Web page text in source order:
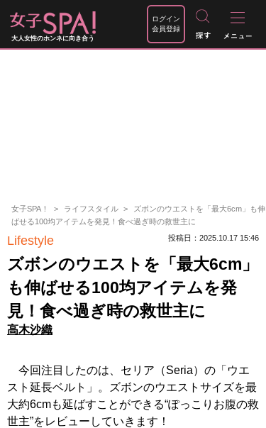
大人女性のホンネに向き合う
ログイン
会員登録
女子SPA！ ライフスタイル
ズボンのウエストを「最大6cm」も伸
ばせる100均アイテムを発見！食べ過ぎ時の救世主に
Lifestyle 投稿日：2025.10.17 15:46
ズボンのウエストを「最大6cm」
も伸ばせる100均アイテムを発
見！食べ過ぎ時の救世主に
高木沙織
今回注目したのは、セリア（Seria）の「ウエ
スト延長ベルト」。ズボンのウエストサイズを最
大約6cmも延ばすことができる“ぽっこりお腹の救
世主”をレビューしていきます！